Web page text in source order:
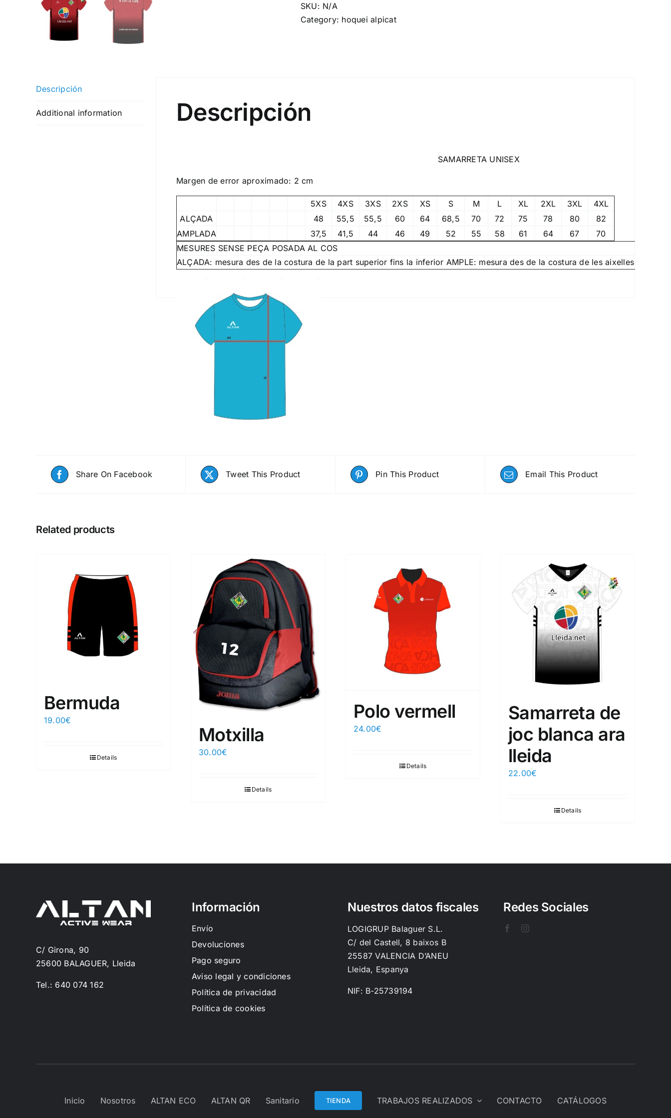
SKU: N/A
Category: hoquei alpicat
Descripción
Additional information Descripción
SAMARRETA UNISEX
Margen de error aproximado: 2 cm
5XS 4XS 3XS 2XS XS S M L XL 2XL 3XL
4XL
ALÇADA
48 55,5 55,5 60 64 68,5 70 72 75 78 80
82
AMPLADA
37,5 41,5 44 46 49 52 55 58 61 64 67
70
MESURES SENSE PEÇA POSADA AL COS
ALÇADA: mesura des de la costura de la part superior fins la inferior AMPLE: mesura des de la costura de les aixelles
Share On Facebook Tweet This Product Pin This Product Email This Product
Related products
Bermuda
19.00€
Details
Motxilla
30.00€
Details
Polo vermell
24.00€
Details
Samarreta de
joc blanca ara
lleida
22.00€
Details
C/ Girona, 90
25600 BALAGUER, Lleida
Tel.: 640 074 162
Información
Envío
Devoluciones
Pago seguro
Aviso legal y condiciones
Política de privacidad
Política de cookies
Nuestros datos fiscales
LOGIGRUP Balaguer S.L.
C/ del Castell, 8 baixos B
25587 VALENCIA D’ANEU
Lleida, Espanya
NIF: B-25739194
Redes Sociales
Inicio Nosotros ALTAN ECO ALTAN QR Sanitario TIENDA TRABAJOS REALIZADOS CONTACTO CATÁLOGOS